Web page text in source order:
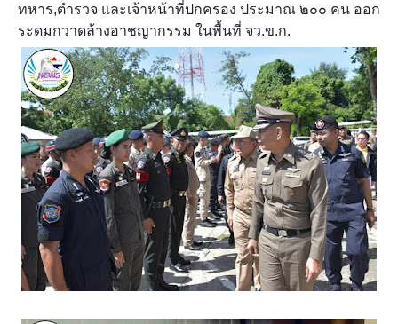
ทหาร,ตำรวจ และเจ้าหน้าที่ปกครอง ประมาณ ๒๐๐ คน ออก
ระดมกวาดล้างอาชญากรรม ในพื้นที่ จว.ข.ก.